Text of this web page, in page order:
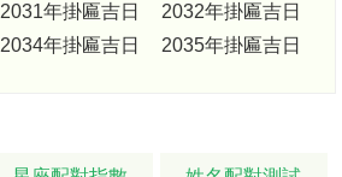
2031年掛匾吉日
2032年掛匾吉日
2034年掛匾吉日 2035年掛匾吉日